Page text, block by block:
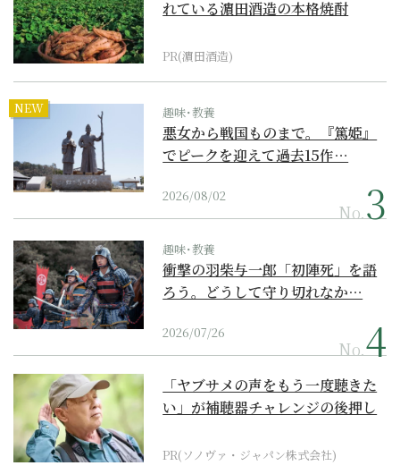
れている濵田酒造の本格焼酎
PR(濵田酒造)
NEW 趣味･教養
悪女から戦国ものまで。『篤姫』
でピークを迎えて過去15作…
2026/08/02
No.
趣味･教養
衝撃の羽柴与一郎「初陣死」を語
ろう。どうして守り切れなか…
2026/07/26
No.
「ヤブサメの声をもう一度聴きた
い」が補聴器チャレンジの後押し
PR(ソノヴァ・ジャパン株式会社)